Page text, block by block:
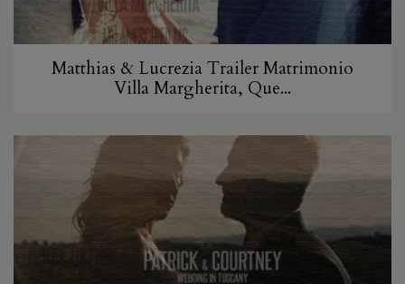
Matthias & Lucrezia Trailer Matrimonio
Villa Margherita, Que...